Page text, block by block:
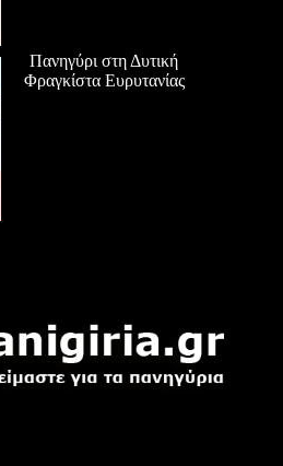
Πανηγύρι στη Δυτική
Φραγκίστα Ευρυτανίας